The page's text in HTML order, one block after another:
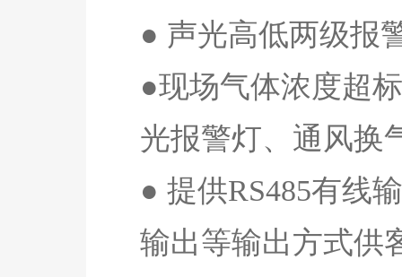
● 声光高低两级报
●现场气体浓度超
光报警灯、通风换
● 提供RS485有线
输出等输出方式供